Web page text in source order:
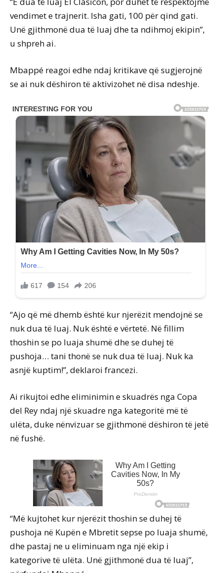
vendimet e trajnerit. Isha gati, 100 për qind gati.
Unë gjithmonë dua të luaj dhe ta ndihmoj ekipin”,
u shpreh ai.
Mbappé reagoi edhe ndaj kritikave që sugjerojnë
se ai nuk dëshiron të aktivizohet në disa ndeshje.
“Ajo që më dhemb është kur njerëzit mendojnë se
nuk dua të luaj. Nuk është e vërtetë. Në fillim
thoshin se po luaja shumë dhe se duhej të
pushoja… tani thonë se nuk dua të luaj. Nuk ka
asnjë kuptim!”, deklaroi francezi.
Ai rikujtoi edhe eliminimin e skuadrës nga Copa
del Rey ndaj një skuadre nga kategoritë më të
ulëta, duke nënvizuar se gjithmonë dëshiron të jetë
në fushë.
“Më kujtohet kur njerëzit thoshin se duhej të
pushoja në Kupën e Mbretit sepse po luaja shumë,
dhe pastaj ne u eliminuam nga një ekip i
kategorive të ulëta. Unë gjithmonë dua të luaj”,